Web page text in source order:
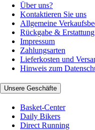
Über uns?
Kontaktieren Sie uns
Allgemeine
Rückgabe & Erstattung
Impressum
Zahlungsarten
Lieferkosten und
Hinweis zum
Unsere Geschäfte
Basket-Center
Daily Bikers
Direct Running